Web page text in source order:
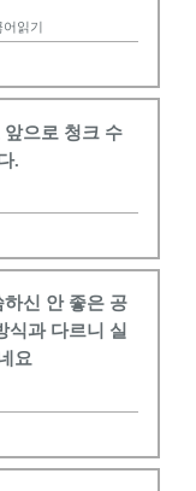
읽기
으로 청크 수
.
신 안 좋은 공
식과 다르니 실
요